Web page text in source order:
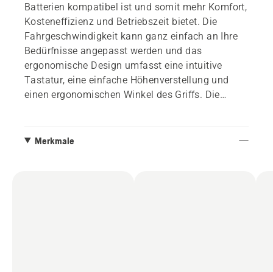
Batterien kompatibel ist und somit mehr Komfort,
Kosteneffizienz und Betriebszeit bietet. Die
Fahrgeschwindigkeit kann ganz einfach an Ihre
Bedürfnisse angepasst werden und das
ergonomische Design umfasst eine intuitive
Tastatur, eine einfache Höhenverstellung und
einen ergonomischen Winkel des Griffs. Die
eine effizientere Wartung.
Merkmale